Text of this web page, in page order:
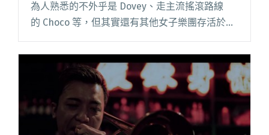
為人熟悉的不外乎是 Dovey、走主流搖滾路線
的 Choco 等，但其實還有其他女子樂團存活於香
港獨立音樂圈，剛發表新曲的 Fiester 便是女子樂
團之中堅份子。特別注意，她們是香港樂團，可
不是同閱讀全文 "香港女團 Fiester 首支 MV〈殘
酷．時光〉推翻樂團界男性主導標籤"